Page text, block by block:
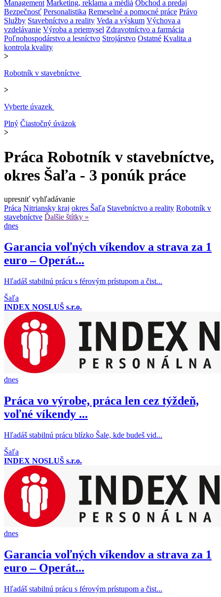
Management Marketing, reklama a médiá Obchod a predaj
Bezpečnosť Personalistika Remeselné a pomocné práce Právo
Služby Stavebníctvo a reality Veda a výskum Výchova a
vzdelávanie Výroba a priemysel Zdravotníctvo a farmácia
Poľnohospodárstvo a lesníctvo Strojárstvo Ostatné Kvalita a
kontrola kvality
>
Robotník v stavebníctve
>
Vyberte úvazek
Plný Čiastočný úväzok
>
Práca Robotník v stavebníctve,
okres Šaľa - 3 ponúk práce
upresniť vyhľadávanie
Práca Nitriansky kraj okres Šaľa Stavebníctvo a reality Robotník v
stavebníctve Ďalšie štítky »
dnes
Garancia voľných víkendov a strava za 1
euro – Operát...
Hľadáš stabilnú prácu s férovým prístupom a čist...
Šaľa
INDEX NOSLUŠ s.r.o.
dnes
Práca vo výrobe, práca len cez týždeň,
voľné víkendy ...
Hľadáš stabilnú prácu blízko Šale, kde budeš vid...
Šaľa
INDEX NOSLUŠ s.r.o.
dnes
Garancia voľných víkendov a strava za 1
euro – Operát...
Hľadáš stabilnú prácu s férovým prístupom a čist...